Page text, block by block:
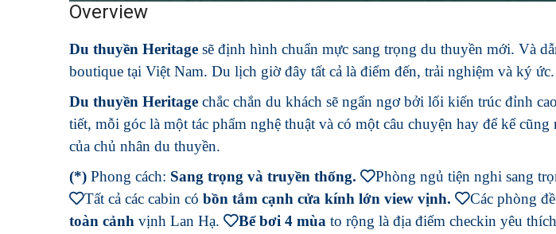
Overview
Du thuyền Heritage sẽ định hình chuẩn mực sang trọng du thuyền mới. Và
boutique tại Việt Nam. Du lịch giờ đây tất cả là điểm đến, trải nghiệm và ký ức.
Du thuyền Heritage chắc chắn du khách sẽ ngẩn ngơ bởi lối kiến trúc đỉnh
tiết, mỗi góc là một tác phẩm nghệ thuật và có một câu chuyện hay để kể
của chủ nhân du thuyền.
(*) Phong cách: Sang trọng và truyền thống. Phòng ngủ tiện nghi sang
Tất cả các cabin có bồn tắm cạnh cửa kính lớn view vịnh. Các phòng
toàn cảnh vịnh Lan Hạ. Bể bơi 4 mùa to rộng là địa điểm checkin yêu